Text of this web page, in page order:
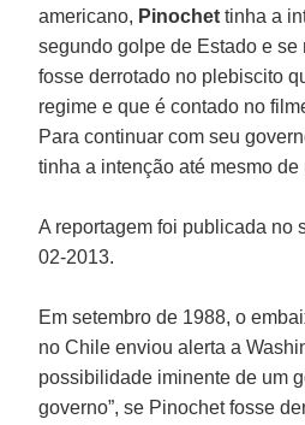
americano, Pinochet tinha a
segundo golpe de Estado e se
fosse derrotado no plebiscito
regime e que é contado no
Para continuar com seu
tinha a intenção até mesmo
A reportagem foi publicada no
02-2013.
Em setembro de 1988, o
no Chile enviou alerta a
possibilidade iminente de um
governo”, se Pinochet fosse